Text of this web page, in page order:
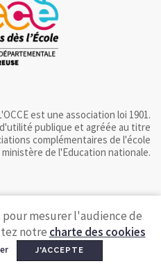
est une association loi 1901.
publique et agréée au titre
complémentaires de l'école
ministère de l'Education nationale.
mesurer l'audience de
notre charte des cookies
J'ACCEPTE